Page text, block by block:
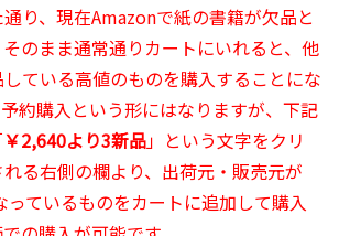
り、現在Amazonで紙の書籍が欠品と
のまま通常通りカートにいれると、他
ている高値のものを購入することにな
約購入という形にはなりますが、下記
￥2,640より3新品」という文字をクリ
る右側の欄より、出荷元・販売元が
っているものをカートに追加して購入